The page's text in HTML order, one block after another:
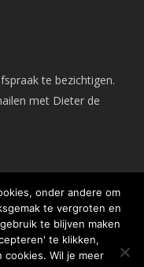
te bezichtigen.
met Dieter de
onder andere om
te vergroten en
te blijven maken
te klikken,
Wil je meer